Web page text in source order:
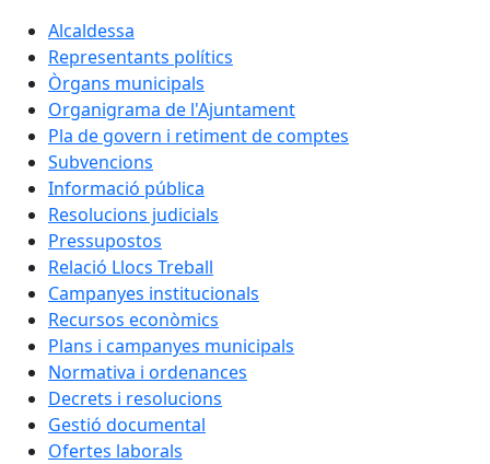
Alcaldessa
Representants polítics
Òrgans municipals
Organigrama de l'Ajuntament
Pla de govern i retiment de comptes
Subvencions
Informació pública
Resolucions judicials
Pressupostos
Relació Llocs Treball
Campanyes institucionals
Recursos econòmics
Plans i campanyes municipals
Normativa i ordenances
Decrets i resolucions
Gestió documental
Ofertes laborals